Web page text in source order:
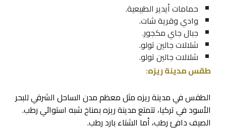
حمامات أيدير الطبيعية.
وادي وقرية شات.
جبال جاي مكجور.
شلالات جالين تولو.
شلالات جالين تولو.
طقس مدينة ريزه:
الطقس في مدينة ريزه مثل معظم مدن الساحل الشرقي للبحر
الأسود في تركيا، تتمتع مدينة ريزه بمناخ شبه استوائي رطب.
الصيف دافئ رطب، أما الشتاء بارد رطب.